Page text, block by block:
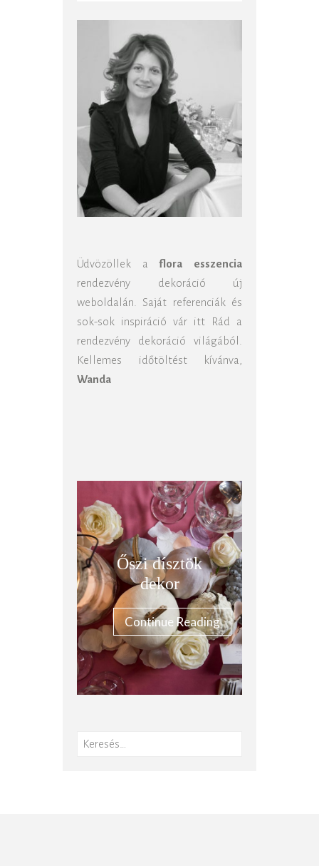
Üdvözöllek aflora esszencia
rendezvény dekoráció új
weboldalán. Saját referenciák és
sok-sok inspiráció vár itt Rád a
rendezvény dekoráció világából.
Kellemes időtöltést kívánva,
Wanda
Őszi dísztök
dekor
Continue Reading
Keresés: